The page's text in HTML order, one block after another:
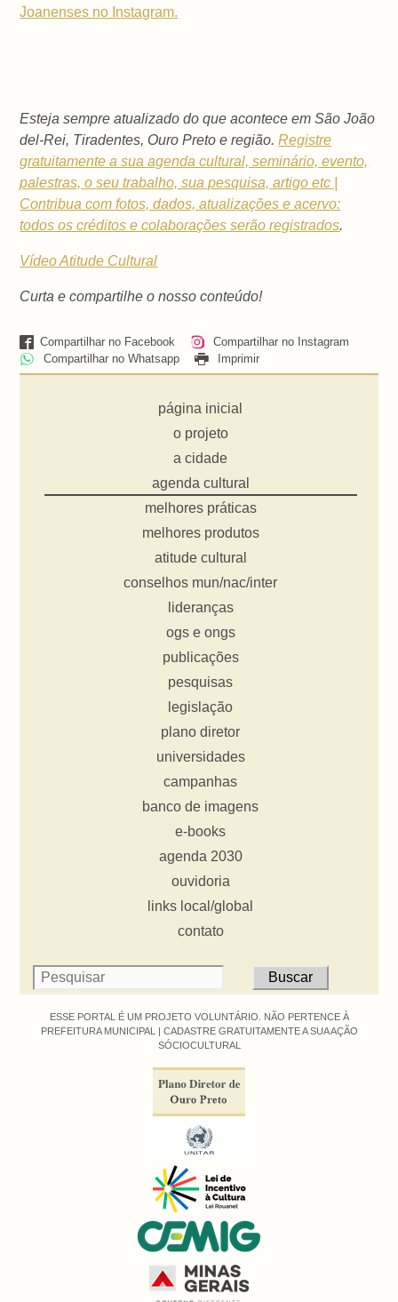
Joanenses no Instagram.
Esteja sempre atualizado do que acontece em São João
del-Rei, Tiradentes, Ouro Preto e região.Registre
gratuitamente a sua agenda cultural, seminário, evento,
palestras, o seu trabalho, sua pesquisa, artigo etc |
Contribua com fotos, dados, atualizações e acervo:
todos os créditos e colaborações serão registrados.
Vídeo Atitude Cultural
Curta e compartilhe o nosso conteúdo!
Compartilhar no Facebook
Compartilhar no Instagram
Compartilhar no Whatsapp
Imprimir
página inicial
o projeto
a cidade
agenda cultural
melhores práticas
melhores produtos
atitude cultural
conselhos mun/nac/inter
lideranças
ogs e ongs
publicações
pesquisas
legislação
plano diretor
universidades
campanhas
banco de imagens
e-books
agenda 2030
ouvidoria
links local/global
contato
ESSE PORTAL É UM PROJETO VOLUNTÁRIO. NÃO PERTENCE À
PREFEITURA MUNICIPAL | CADASTRE GRATUITAMENTE A SUA AÇÃO
SÓCIOCULTURAL